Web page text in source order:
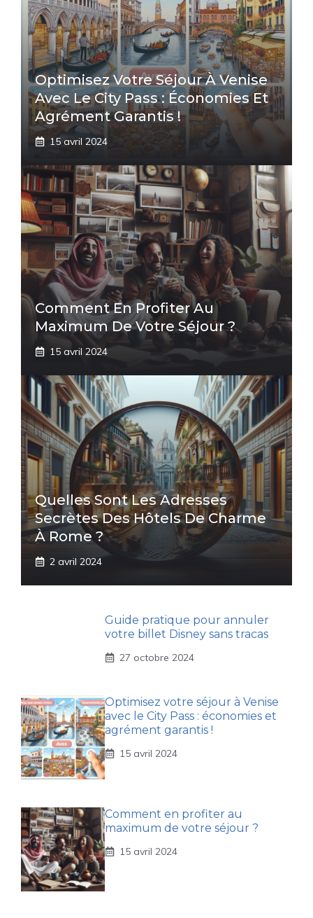
Optimisez Votre Séjour À Venise
Avec Le City Pass : Économies Et
Agrément Garantis !
15 avril 2024
Comment En Profiter Au
Maximum De Votre Séjour ?
15 avril 2024
Quelles Sont Les Adresses
Secrètes Des Hôtels De Charme
À Rome ?
2 avril 2024
Guide pratique pour annuler
votre billet Disney sans tracas
27 octobre 2024
Optimisez votre séjour à Venise
avec le City Pass : économies et
agrément garantis !
15 avril 2024
Comment en profiter au
maximum de votre séjour ?
15 avril 2024